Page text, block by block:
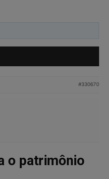
#330670
o patrimônio